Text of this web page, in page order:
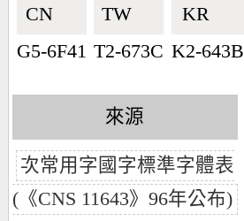
CN🇨🇳
G5-6F41
TW🇹🇼
T2-673C
KR🇰🇷
K2-643B
來源
次常用字國字標準字體表
(《CNS 11643》96年公布)